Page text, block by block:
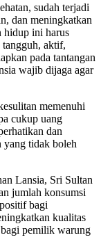
sudah terjadi
dan meningkatkan
hidup ini harus
tangguh, aktif,
pada tantangan
wajib dijaga agar
memenuhi
cukup uang
dan
yang tidak boleh
Lansia, Sri Sultan
jumlah konsumsi
bagi
kualitas
pemilik warung